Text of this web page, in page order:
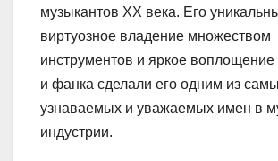
музыкантов XX века. Его
виртуозное владение множеством
инструментов и яркое воплощение
и фанка сделали его одним из
узнаваемых и уважаемых имен в
индустрии.